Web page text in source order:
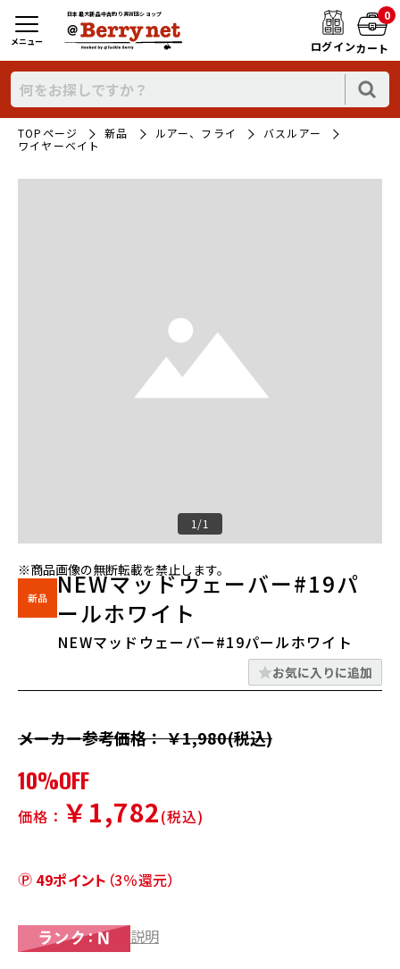
日本最大新品中古釣り具WEBショップ
ログイン
0
カート
メニュー
TOPページ 新品 ルアー、フライ
バスルアー
ワイヤーベイト
1/1
※商品画像の無断転載を禁止します。
NEWマッドウェーバー#19パ
ールホワイト
NEWマッドウェーバー#19パールホワイト
お気に入りに追加
メーカー参考価格： ￥1,980(税込)
10%OFF
価格： ￥1,782(税込)
49ポイント （3％還元）
説明